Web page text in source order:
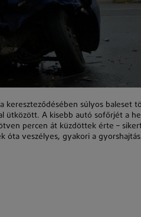
kereszteződésében súlyos baleset
ütközött. A kisebb autó sofőrjét a
percen át küzdöttek érte –
óta veszélyes, gyakori a